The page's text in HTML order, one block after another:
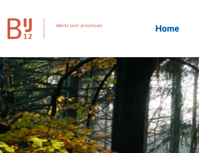
Homepagina
Home